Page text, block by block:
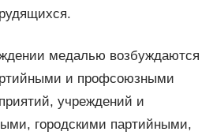
медалью возбуждаются
и профсоюзными
учреждений и
городскими партийными,